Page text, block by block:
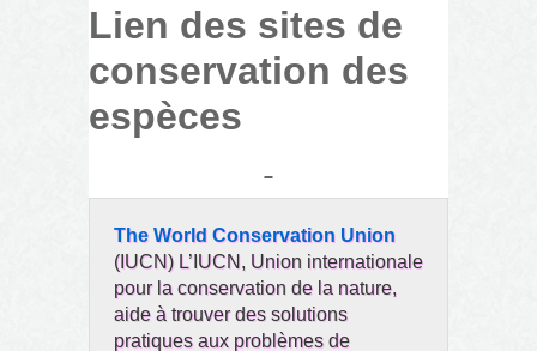
Lien des sites de
conservation des
espèces
The World Conservation Union
(IUCN) L’IUCN, Union internationale
pour la conservation de la nature,
aide à trouver des solutions
pratiques aux problèmes de